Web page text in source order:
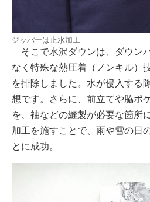
ジッパーは止水加工
そこで水沢ダウンは、ダウン
なく特殊な熱圧着（ノンキル）
を排除しました。水が侵入する
想です。さらに、前立てや脇ポ
を、袖などの縫製が必要な箇所
加工を施すことで、雨や雪の日
とに成功。